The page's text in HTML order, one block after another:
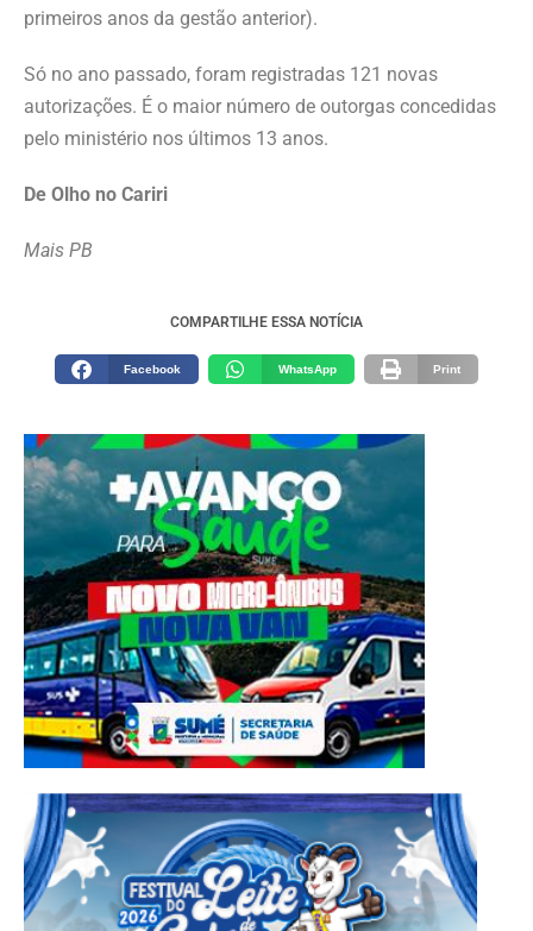
primeiros anos da gestão anterior).
Só no ano passado, foram registradas 121 novas
autorizações. É o maior número de outorgas concedidas
pelo ministério nos últimos 13 anos.
De Olho no Cariri
Mais PB
COMPARTILHE ESSA NOTÍCIA
Facebook WhatsApp Print